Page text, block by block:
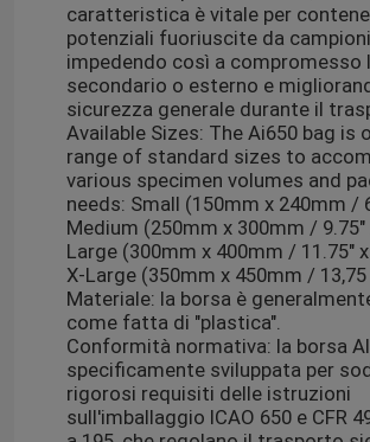
caratteristica è vitale per
potenziali fuoriuscite da
impedendo così a compromesso
secondario o esterno e
sicurezza generale durante il
Available Sizes: The Ai650 bag is
range of standard sizes to
various specimen volumes and
needs: Small (150mm x 240mm /
Medium (250mm x 300mm / 9.75"
Large (300mm x 400mm / 11.75"
X-Large (350mm x 450mm / 13,75
Materiale: la borsa è
come fatta di "plastica".
Conformità normativa: la borsa
specificamente sviluppata per
rigorosi requisiti delle istruzioni
sull'imballaggio ICAO 650 e CFR